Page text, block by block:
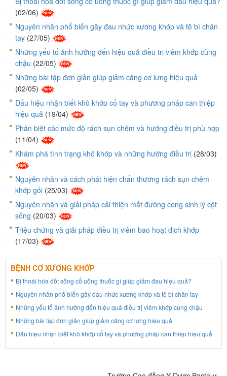
(02/06)
Nguyên nhân phổ biến gây đau nhức xương khớp và tê bì chân
tay (27/05)
Những yếu tố ảnh hưởng đến hiệu quả điều trị viêm khớp cùng
chậu (22/05)
Những bài tập đơn giản giúp giảm căng cơ lưng hiệu quả
(02/05)
Dấu hiệu nhận biết khô khớp cổ tay và phương pháp can thiệp
hiệu quả (19/04)
Phân biệt các mức độ rách sụn chêm và hướng điều trị phù hợp
(11/04)
Khám phá tình trạng khô khớp và những hướng điều trị (28/03)
Nguyên nhân và cách phát hiện chấn thương rách sụn chêm
khớp gối (25/03)
Nguyên nhân và giải pháp cải thiện mất đường cong sinh lý cột
sống (20/03)
Triệu chứng và giải pháp điều trị viêm bao hoạt dịch khớp
(17/03)
BỆNH CƠ XƯƠNG KHỚP
Bị thoái hóa đốt sống cổ uống thuốc gì giúp giảm đau hiệu quả?
Nguyên nhân phổ biến gây đau nhức xương khớp và tê bì chân tay
Những yếu tố ảnh hưởng đến hiệu quả điều trị viêm khớp cùng chậu
Những bài tập đơn giản giúp giảm căng cơ lưng hiệu quả
Dấu hiệu nhận biết khô khớp cổ tay và phương pháp can thiệp hiệu quả